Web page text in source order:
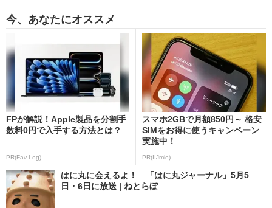
今、あなたにオススメ
FPが解説！Apple製品を分割手
数料0円で入手する方法とは？
PR(Fav-Log)
スマホ2GBで月額850円～ 格安
SIMをお得に使うキャンペーン
実施中！
PR(IIJmio)
はに丸に会えるよ！ 「はに丸ジャーナル」5月5
日・6日に放送 | ねとらぼ